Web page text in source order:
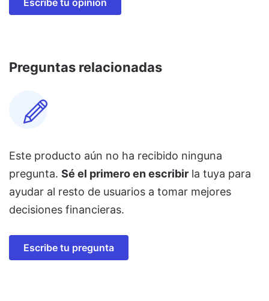
Preguntas relacionadas
Este producto aún no ha recibido ninguna
pregunta. Sé el primero en escribir la tuya para
ayudar al resto de usuarios a tomar mejores
decisiones financieras.
Escribe tu pregunta